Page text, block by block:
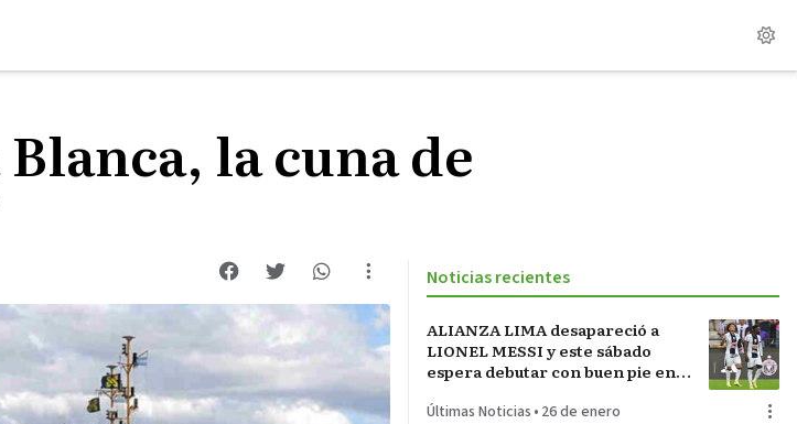
la cuna de
Noticias recientes
ALIANZA LIMA desapareció a
LIONEL MESSI y este sábado
espera debutar con buen pie en
Últimas Noticias • 26 de enero